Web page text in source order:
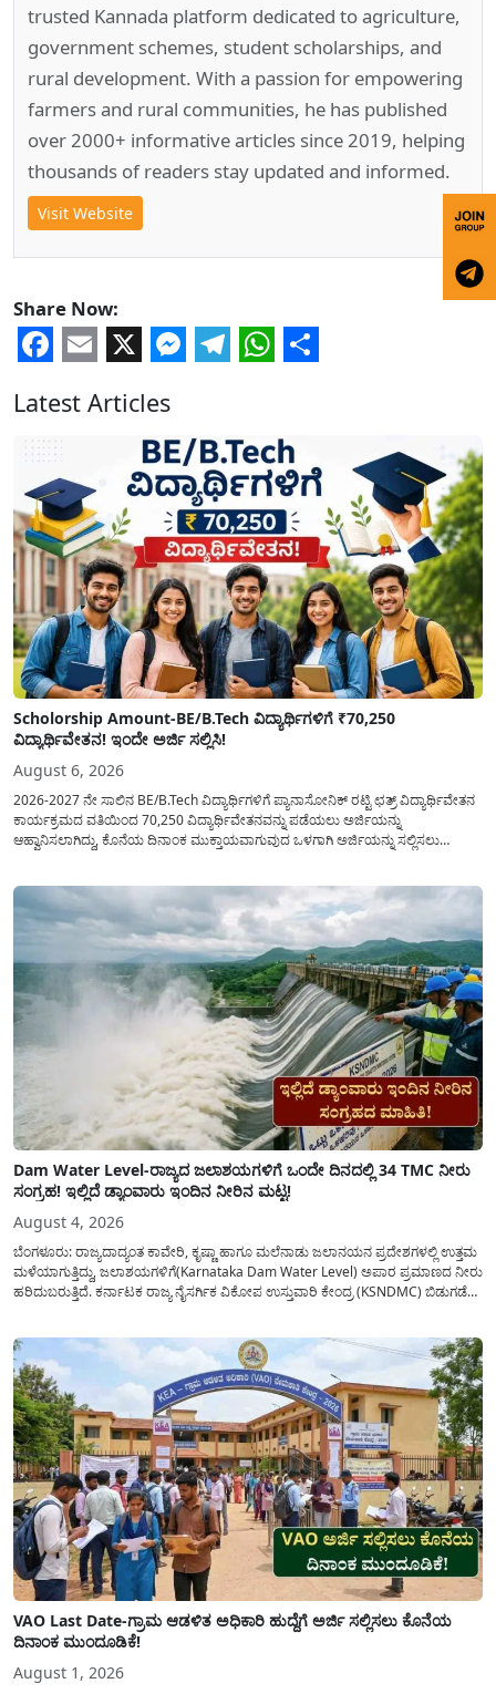
trusted Kannada platform dedicated to agriculture,
government schemes, student scholarships, and
rural development. With a passion for empowering
farmers and rural communities, he has published
over 2000+ informative articles since 2019, helping
thousands of readers stay updated and informed.
Visit Website
Share Now:
Latest Articles
Scholorship Amount-BE/B.Tech ವಿದ್ಯಾರ್ಥಿಗಳಿಗೆ ₹70,250
ವಿದ್ಯಾರ್ಥಿವೇತನ! ಇಂದೇ ಅರ್ಜಿ ಸಲ್ಲಿಸಿ!
August 6, 2026
2026-2027 ನೇ ಸಾಲಿನ BE/B.Tech ವಿದ್ಯಾರ್ಥಿಗಳಿಗೆ ಪ್ಯಾನಾಸೋನಿಕ್ ರಟ್ಟಿ ಛತ್ರ್ ವಿದ್ಯಾರ್ಥಿವೇತನ
ಕಾರ್ಯಕ್ರಮದ ವತಿಯಿಂದ 70,250 ವಿದ್ಯಾರ್ಥಿವೇತನವನ್ನು ಪಡೆಯಲು ಅರ್ಜಿಯನ್ನು
ಆಹ್ವಾನಿಸಲಾಗಿದ್ದು, ಕೊನೆಯ ದಿನಾಂಕ ಮುಕ್ತಾಯವಾಗುವುದ ಒಳಗಾಗಿ ಅರ್ಜಿಯನ್ನು ಸಲ್ಲಿಸಲು
ಜಾರಿಗೆ...
Dam Water Level-ರಾಜ್ಯದ ಜಲಾಶಯಗಳಿಗೆ ಒಂದೇ ದಿನದಲ್ಲಿ 34 TMC ನೀರು
ಸಂಗ್ರಹ! ಇಲ್ಲಿದೆ ಡ್ಯಾಂವಾರು ಇಂದಿನ ನೀರಿನ ಮಟ್ಟ!
August 4, 2026
ಬೆಂಗಳೂರು: ರಾಜ್ಯದಾದ್ಯಂತ ಕಾವೇರಿ, ಕೃಷ್ಣಾ ಹಾಗೂ ಮಲೆನಾಡು ಜಲಾನಯನ ಪ್ರದೇಶಗಳಲ್ಲಿ ಉತ್ತಮ
ಮಳೆಯಾಗುತ್ತಿದ್ದು, ಜಲಾಶಯಗಳಿಗೆ(Karnataka Dam Water Level) ಅಪಾರ ಪ್ರಮಾಣದ ನೀರು
ಹರಿದುಬರುತ್ತಿದೆ. ಕರ್ನಾಟಕ ರಾಜ್ಯ ನೈಸರ್ಗಿಕ ವಿಕೋಪ ಉಸ್ತುವಾರಿ ಕೇಂದ್ರ (KSNDMC) ಬಿಡುಗಡೆ
VAO Last Date-ಗ್ರಾಮ ಆಡಳಿತ ಅಧಿಕಾರಿ ಹುದ್ದೆಗೆ ಅರ್ಜಿ ಸಲ್ಲಿಸಲು ಕೊನೆಯ
ದಿನಾಂಕ ಮುಂದೂಡಿಕೆ!
August 1, 2026